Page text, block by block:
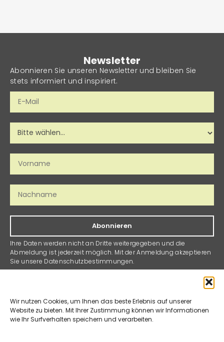
Wir nutzen Cookies, um Ihnen das beste Erlebnis auf unserer
Website zu bieten. Mit Ihrer Zustimmung können wir Informationen
wie Ihr Surfverhalten speichern und verarbeiten.
Newsletter
Abonnieren Sie unseren Newsletter und bleiben Sie
stets informiert und inspiriert.
Abonnieren
Ihre Daten werden nicht an Dritte weitergegeben und die
Abmeldung ist jederzeit möglich. Mit der Anmeldung akzeptieren
Sie unsere Datenschutzbestimmungen.
Bernstrasse 223
3052 Zollikofen
8.00 – 12.00 Uhr
13.00 – 17.00 Uhr